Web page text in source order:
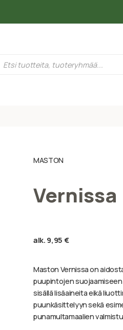
MASTON
Vernissa
alk. 9,95 €
Maston Vernissa on
puupintojen
sisällä lisäaineita eikä
puunkäsittelyyn sekä
punamultamaalien